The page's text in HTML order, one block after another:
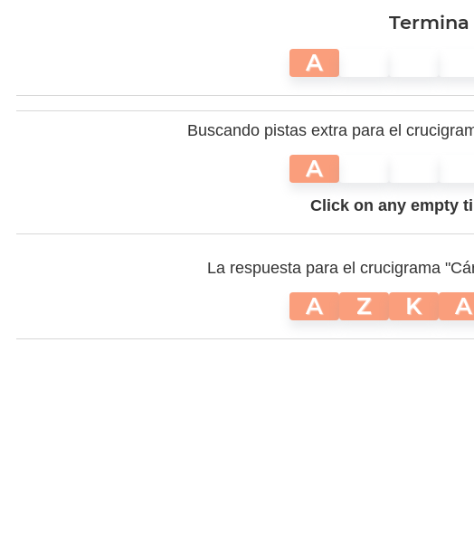
A
Buscando pistas extra para el
A
Click on any empty
La respuesta para el crucigrama
A Z K A